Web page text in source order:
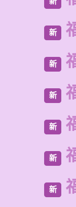
新
新
新
新
新
新